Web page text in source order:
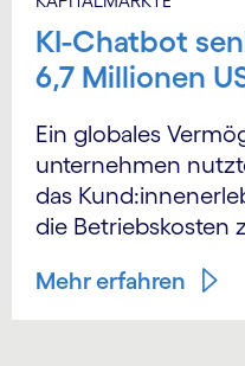
KI-Chatbot
6,7 Millionen
Ein globales
unternehmen
das
die Betriebskosten
Mehr erfahren